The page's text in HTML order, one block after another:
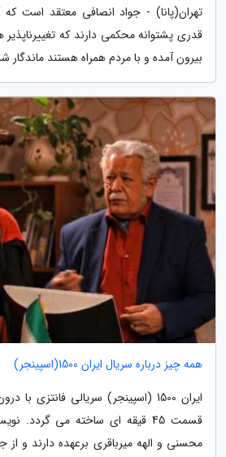
تهران(پانا) - جواد انصافی معتقد است
قدری پشتوانه محکمی دارند که
بیرون آمده و با مردم همراه هستند ماندگار
همه چیز درباره سریال ایران 1500(اسپینجر)
قسمت 45 قیقه ای ساخته می گردد.
محسنی و الهه میرباقری برعهده دارند و